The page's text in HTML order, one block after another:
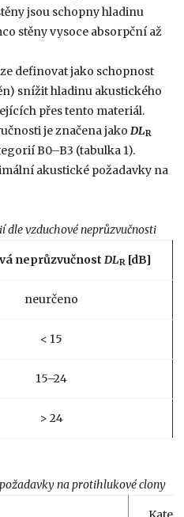
jsou schopny hladinu
stěny vysoce absorpční až
definovat jako schopnost
snížit hladinu akustického
přes tento materiál.
je značena jako DLR
B0–B3 (tabulka 1).
akustické požadavky na
dle vzduchové neprůzvučnosti
neprůzvučnost DLR [dB]
neurčeno
< 15
15–24
> 24
na protihlukové clony